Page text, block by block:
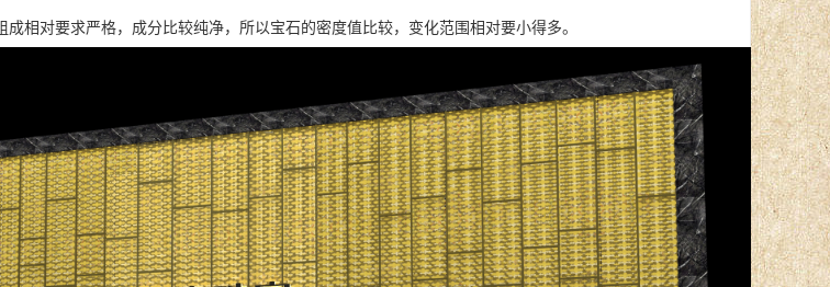
相对要求严格，成分比较纯净，所以宝石的密度值比较，变化范围相对要小得多。